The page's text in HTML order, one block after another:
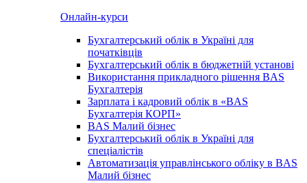
Онлайн-курси
Бухгалтерський облік в Україні для
початківців
Бухгалтерський облік в бюджетній установі
Використання прикладного рішення BAS
Бухгалтерія
Зарплата і кадровий облік в «BAS
Бухгалтерія КОРП»
BAS Малий бізнес
Бухгалтерський облік в Україні для
спеціалістів
Автоматизація управлінського обліку в BAS
Малий бізнес